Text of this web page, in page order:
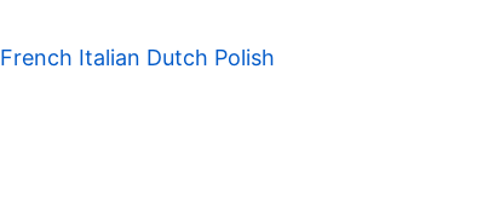
e
French Italian Dutch Polish